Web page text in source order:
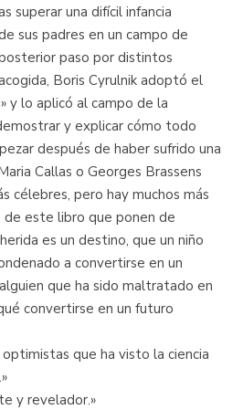
superar una difícil infancia
sus padres en un campo de
paso por distintos
Boris Cyrulnik adoptó el
y lo aplicó al campo de la
y explicar cómo todo
después de haber sufrido una
Callas o Georges Brassens
célebres, pero hay muchos más
de este libro que ponen de
es un destino, que un niño
a convertirse en un
que ha sido maltratado en
convertirse en un futuro
que ha visto la ciencia
y revelador.»